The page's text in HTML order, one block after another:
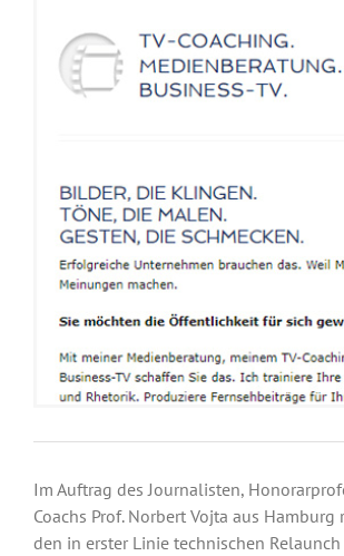
Im Auftrag des Journalisten,
Coachs Prof. Norbert Vojta aus
den in erster Linie technischen Relaunch